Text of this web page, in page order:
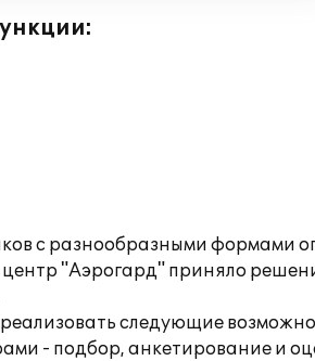
с разнообразными формами
"Аэрогард" приняло
следующие
- подбор, анкетирование и